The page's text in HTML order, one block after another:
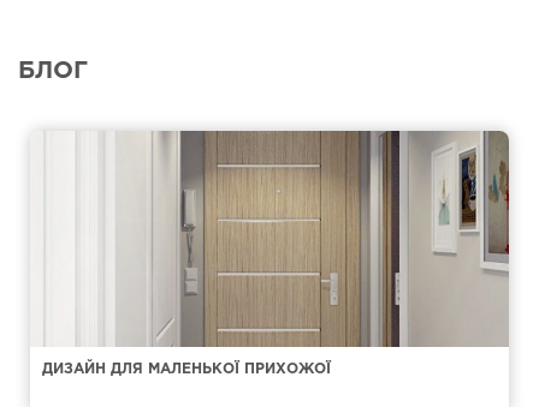
БЛОГ
ДИЗАЙН ДЛЯ МАЛЕНЬКОЇ ПРИХОЖОЇ